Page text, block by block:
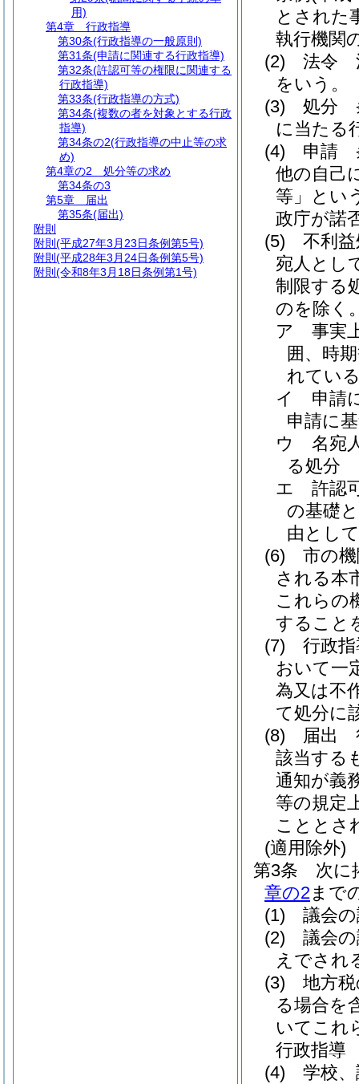
とされた
執行機関
(2)
法令
をいう。
(3)
処分
に当たる
(4)
申請
他の自己
等」とい
政庁が諾
(5)
不利
宛人とし
制限する
のを除く
ア
事実
囲、時
れてい
イ
申請
申請に
ウ
名宛
る処分
エ
許認
の基礎
由とし
(6)
市の
される本
これらの
すること
(7)
行政
おいて一
為又は不
て処分に
(8)
届出
該当する
通知が義
等の規定
こととさ
(適用除外)
第3条
次に
章の2まで
(1)
議会
(2)
議会
えでされ
(3)
地方
る場合を
いてこれ
行政指導
(4)
学校
用)
第4章
行政指導
第30条(行政指導の一般原則)
第31条(申請に関連する行政指導)
第32条(許認可等の権限に関連する
行政指導)
第33条(行政指導の方式)
第34条(複数の者を対象とする行政
指導)
第34条の2(行政指導の中止等の求
め)
第4章の2
処分等の求め
第34条の3
第5章
届出
第35条(届出)
附則
附則 (平成27年3月23日条例第5号)
附則 (平成28年3月24日条例第5号)
附則 (令和8年3月18日条例第1号)